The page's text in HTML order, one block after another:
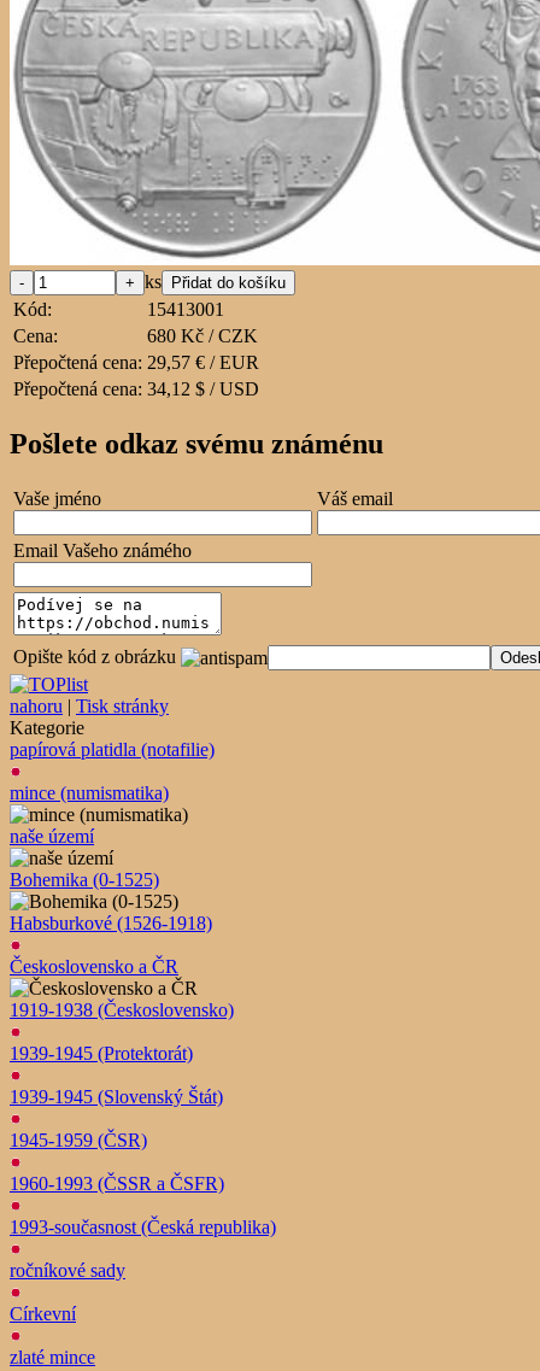
ks
Kód:
15413001
Cena:
680 Kč / CZK
Přepočtená cena: 29,57 € / EUR
Přepočtená cena: 34,12 $ / USD
Pošlete odkaz svému známénu
Vaše jméno Váš email
Email Vašeho známého
Opište kód z obrázku
nahoru | Tisk stránky
Kategorie
papírová platidla (notafilie)
mince (numismatika)
naše území
Bohemika (0-1525)
Habsburkové (1526-1918)
Československo a ČR
1919-1938 (Československo)
1939-1945 (Protektorát)
1939-1945 (Slovenský Štát)
1945-1959 (ČSR)
1960-1993 (ČSSR a ČSFR)
1993-současnost (Česká republika)
ročníkové sady
Církevní
zlaté mince